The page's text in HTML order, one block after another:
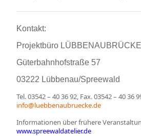
Kontakt:
Projektbüro LÜBBENAUBRÜCKE
Güterbahnhofstraße 57
03222 Lübbenau/Spreewald
Tel. 03542 – 40 36 92, Fax. 03542 – 40 36
info@luebbenaubruecke.de
Informationen über frühere
www.spreewaldatelier.de